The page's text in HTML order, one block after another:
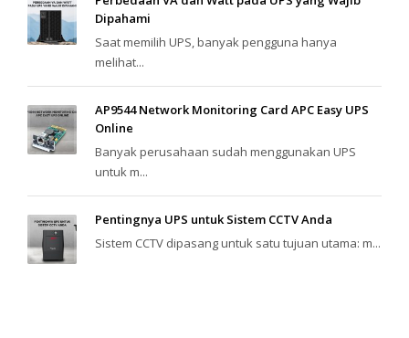
Dipahami
Saat memilih UPS, banyak pengguna hanya
melihat...
AP9544 Network Monitoring Card APC Easy UPS
Online
Banyak perusahaan sudah menggunakan UPS
untuk m...
Pentingnya UPS untuk Sistem CCTV Anda
Sistem CCTV dipasang untuk satu tujuan utama: m...